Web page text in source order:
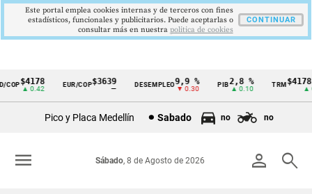
Cintillo
Colombia
$4178
▲ 0.42
EUR/COP$3639 DESEMPLEO 9,9 %
▼ 0.30
PIB2,8 %
▲ 0.10
TRM
▲
Pico y Placa Medellín Sabado no no
person search
Sábado, 8 de Agosto de 2026
menu
Este portal emplea cookies internas y de terceros con fines
estadísticos, funcionales y publicitarios. Puede aceptarlas o
consultar más en nuestra politica de cookies
CONTINUAR